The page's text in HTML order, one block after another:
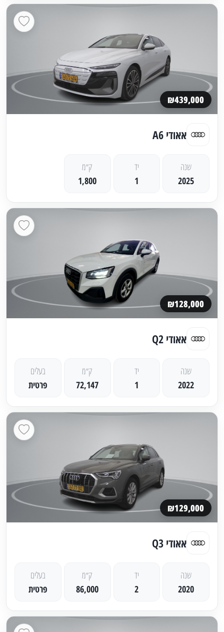
₪439,000
אאודי A6
שנה
2025
יד
1
ק״מ
1,800
₪128,000
אאודי Q2
שנה
2022
יד
1
ק״מ
72,147
בעלים
פרטית
₪129,000
אאודי Q3
שנה
2020
יד
2
ק״מ
86,000
בעלים
פרטית